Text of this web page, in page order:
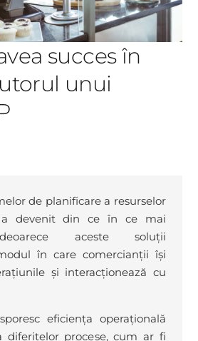
succes în
unui
de planificare a resurselor
a devenit din ce în ce mai
aceste soluții
în care comercianții își
și interacționează cu
eficiența operațională
diferitelor procese, cum ar fi